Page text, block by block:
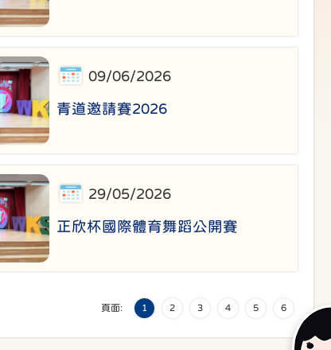
09/06/2026
青道邀請賽2026
29/05/2026
正欣杯國際體育舞蹈公開賽
頁面: 1 2 3 4 5 6